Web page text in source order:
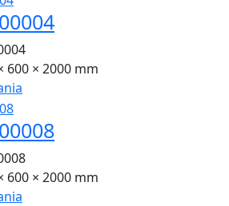
600 × 2000 mm
600 × 2000 mm